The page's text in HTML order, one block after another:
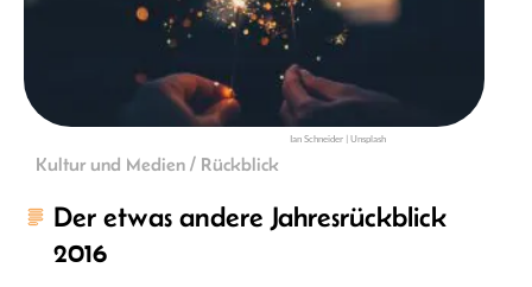
Ian Schneider | Unsplash
Kultur und Medien / Rückblick
Der etwas andere Jahresrückblick
2016